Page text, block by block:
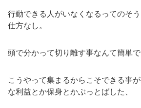
行動できる人がいなくなるってのそ
仕方なし。
頭で分かって切り離す事なんて簡単で
こうやって集まるからこそできる事
な利益とか保身とかぶっとばした、